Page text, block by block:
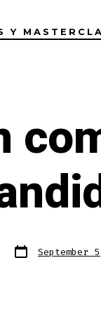
Y
Post
date September